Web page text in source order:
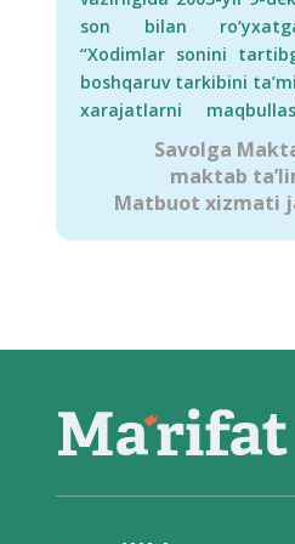
son bilan
“Xodimlar sonini
boshqaruv tarkibini
xarajatlarni
normativ hujjatlarni
to‘g‘risida”gi qaroriga
va xo‘jalik boshqaruvi
xizmat ko‘rsatish
Savolga
maktab
Matbuot xizmati